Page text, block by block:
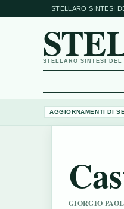
STELLARO SINTESI
STELLARO SINTESI DEL
AGGIORNAMENTI DI
GIORGIO